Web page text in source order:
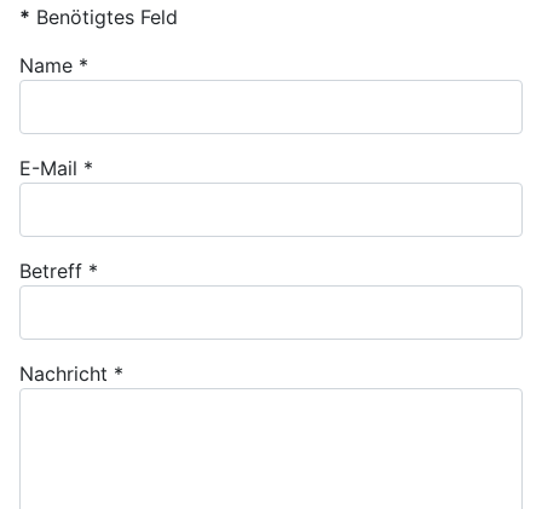
* Benötigtes Feld
Name *
E-Mail *
Betreff *
Nachricht *